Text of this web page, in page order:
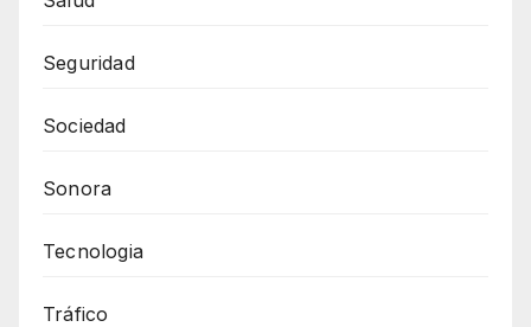
Seguridad
Sociedad
Sonora
Tecnologia
Tráfico